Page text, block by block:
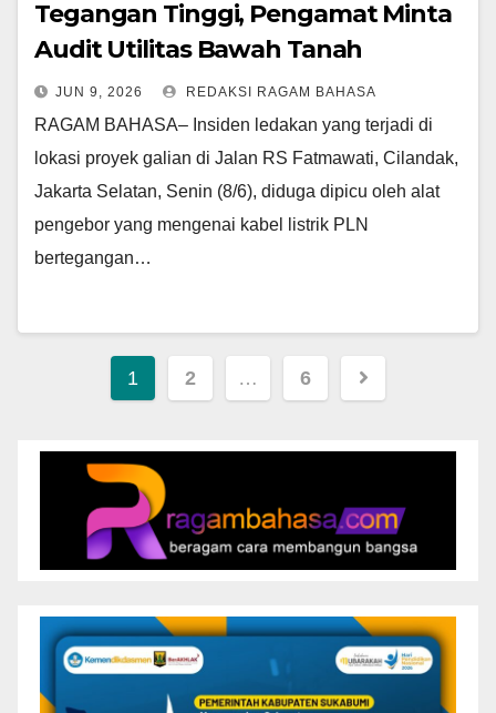
Tegangan Tinggi, Pengamat Minta
Audit Utilitas Bawah Tanah
JUN 9, 2026 REDAKSI RAGAM BAHASA
RAGAM BAHASA– Insiden ledakan yang terjadi di
lokasi proyek galian di Jalan RS Fatmawati, Cilandak,
Jakarta Selatan, Senin (8/6), diduga dipicu oleh alat
pengebor yang mengenai kabel listrik PLN
bertegangan…
Paginasi
1 2 … 6